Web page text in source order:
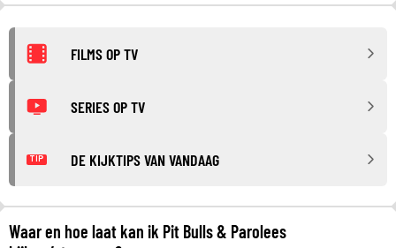
FILMS OP TV
SERIES OP TV
TIP DE KIJKTIPS VAN VANDAAG
Waar en hoe laat kan ik Pit Bulls & Parolees